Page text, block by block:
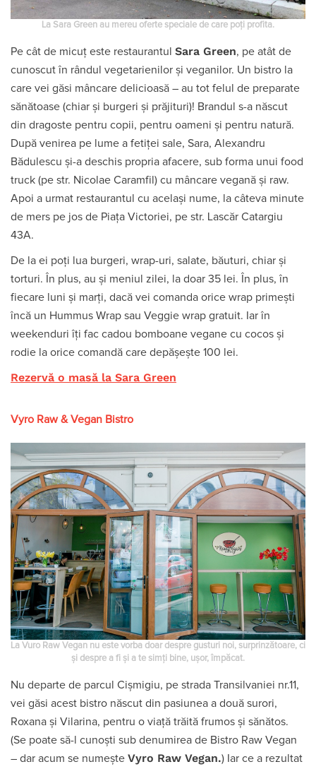
La Sara Green au mereu oferte speciale de care poți profita.
Pe cât de micuț este restaurantul Sara Green, pe atât de
cunoscut în rândul vegetarienilor și veganilor. Un bistro la
care vei găsi mâncare delicioasă – au tot felul de preparate
sănătoase (chiar și burgeri și prăjituri)! Brandul s-a născut
din dragoste pentru copii, pentru oameni și pentru natură.
După venirea pe lume a fetiței sale, Sara, Alexandru
Bădulescu și-a deschis propria afacere, sub forma unui food
truck (pe str. Nicolae Caramfil) cu mâncare vegană și raw.
Apoi a urmat restaurantul cu același nume, la câteva minute
de mers pe jos de Piața Victoriei, pe str. Lascăr Catargiu
43A.
De la ei poți lua burgeri, wrap-uri, salate, băuturi, chiar și
torturi. În plus, au și meniul zilei, la doar 35 lei. În plus, în
fiecare luni și marți, dacă vei comanda orice wrap primești
încă un Hummus Wrap sau Veggie wrap gratuit. Iar în
weekenduri îți fac cadou bomboane vegane cu cocos și
rodie la orice comandă care depășește 100 lei.
Rezervă o masă la Sara Green
Vyro Raw & Vegan Bistro
La Vuro Raw Vegan nu este vorba doar despre gusturi noi, surprinzătoare, ci
și despre a fi și a te simţi bine, uşor, împăcat.
Nu departe de parcul Cișmigiu, pe strada Transilvaniei nr.11,
vei găsi acest bistro născut din pasiunea a două surori,
Roxana și Vilarina, pentru o viață trăită frumos și sănătos.
(Se poate să-l cunoști sub denumirea de Bistro Raw Vegan
– dar acum se numește Vyro Raw Vegan.) Iar ce a rezultat